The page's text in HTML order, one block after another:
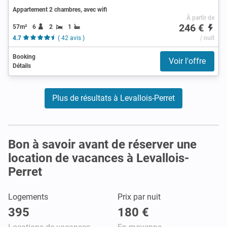
Appartement 2 chambres, avec wifi
57m² 6 2
1
4.7
( 42 avis )
À partir de
246 €
/ nuit
Booking
Détails
Voir l'offre
Plus de résultats à Levallois-Perret
Bon à savoir avant de réserver une
location de vacances à Levallois-
Perret
Logements
395
Prix par nuit
180 €